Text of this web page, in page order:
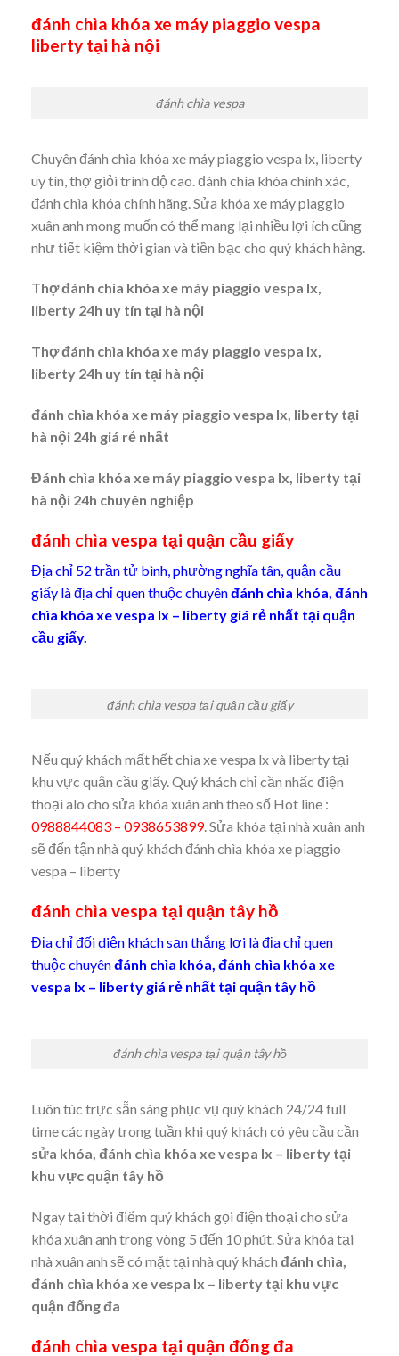
đánh chìa khóa xe máy piaggio vespa
liberty tại hà nội
đánh chìa vespa
Chuyên đánh chìa khóa xe máy piaggio vespa lx, liberty
uy tín, thợ giỏi trình độ cao. đánh chìa khóa chính xác,
đánh chìa khóa chính hãng. Sửa khóa xe máy piaggio
xuân anh mong muốn có thể mang lại nhiều lợi ích cũng
như tiết kiệm thời gian và tiền bạc cho quý khách hàng.
Thợ đánh chìa khóa xe máy piaggio vespa lx,
liberty 24h uy tín tại hà nội
Thợ đánh chìa khóa xe máy piaggio vespa lx,
liberty 24h uy tín tại hà nội
đánh chìa khóa xe máy piaggio vespa lx, liberty tại
hà nội 24h giá rẻ nhất
Đánh chìa khóa xe máy piaggio vespa lx, liberty tại
hà nội 24h chuyên nghiệp
đánh chìa vespa tại quận cầu giấy
Địa chỉ 52 trần tử bình, phường nghĩa tân, quận cầu
giấy là địa chỉ quen thuộc chuyênđánh chìa khóa, đánh
chìa khóa xe vespa lx – liberty giá rẻ nhất tại quận
cầu giấy.
đánh chìa vespa tại quận cầu giấy
Nếu quý khách mất hết chìa xe vespa lx và liberty tại
khu vực quận cầu giấy. Quý khách chỉ cần nhấc điện
thoại alo cho sửa khóa xuân anh theo số Hot line :
0988844083 – 0938653899. Sửa khóa tại nhà xuân anh
sẽ đến tận nhà quý khách đánh chìa khóa xe piaggio
vespa – liberty
đánh chìa vespa tại quận tây hồ
Địa chỉ đối diện khách sạn thắng lợi là địa chỉ quen
thuộc chuyênđánh chìa khóa, đánh chìa khóa xe
vespa lx – liberty giá rẻ nhất tại quận tây hồ
đánh chìa vespa tại quận tây hồ
Luôn túc trực sẵn sàng phục vụ quý khách 24/24 full
time các ngày trong tuần khi quý khách có yêu cầu cần
sửa khóa, đánh chìa khóa xe vespa lx – liberty tại
khu vực quận tây hồ
Ngay tại thời điểm quý khách gọi điện thoại cho sửa
khóa xuân anh trong vòng 5 đến 10 phút. Sửa khóa tại
nhà xuân anh sẽ có mặt tại nhà quý khách đánh chìa,
đánh chìa khóa xe vespa lx – liberty tại khu vực
quận đống đa
đánh chìa vespa tại quận đống đa